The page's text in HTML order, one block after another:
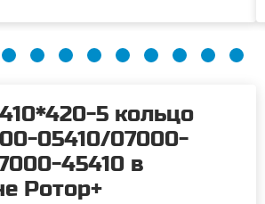
5 кольцо
05410/07000-
45410 в
Ротор+